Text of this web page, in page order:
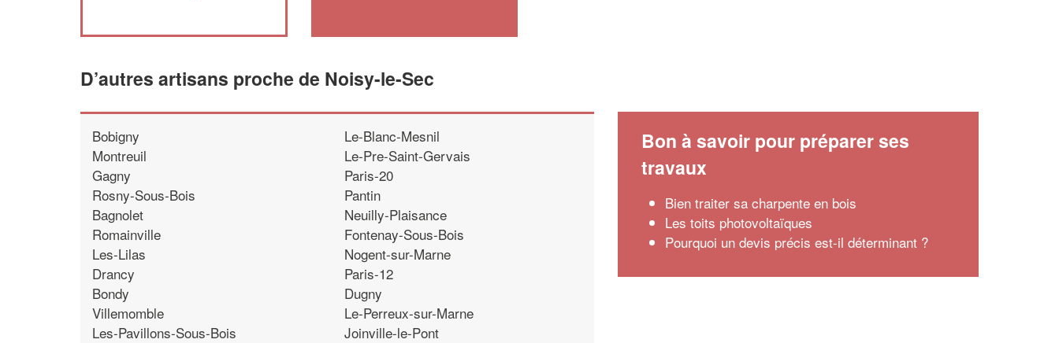
D’autres artisans proche de Noisy-le-Sec
Bobigny
Montreuil
Gagny
Rosny-Sous-Bois
Bagnolet
Romainville
Les-Lilas
Drancy
Bondy
Villemomble
Les-Pavillons-Sous-Bois
Le-Blanc-Mesnil
Le-Pre-Saint-Gervais
Paris-20
Pantin
Neuilly-Plaisance
Fontenay-Sous-Bois
Nogent-sur-Marne
Paris-12
Dugny
Le-Perreux-sur-Marne
Joinville-le-Pont
Bon à savoir pour préparer ses
travaux
Bien traiter sa charpente en bois
Les toits photovoltaïques
Pourquoi un devis précis est-il déterminant ?